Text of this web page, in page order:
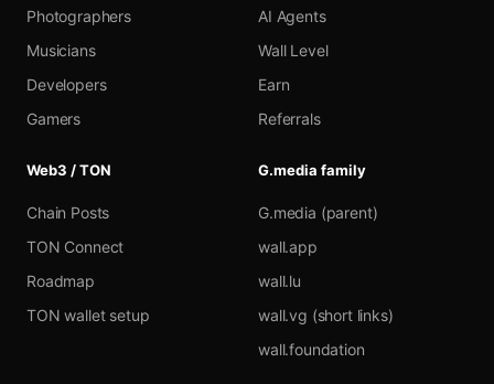
Photographers
Musicians
Developers
Gamers
AI Agents
Wall Level
Earn
Referrals
Web3 / TON
Chain Posts
TON Connect
Roadmap
TON wallet setup
G.media family
G.media (parent)
wall.app
wall.lu
wall.vg (short links)
wall.foundation